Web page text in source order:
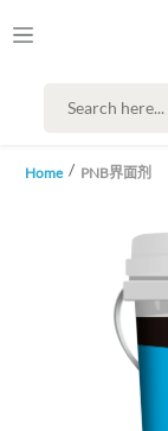
Home PNB界面剂